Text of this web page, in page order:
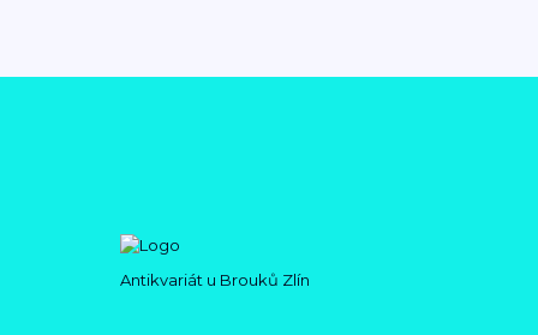
Antikvariát u Brouků Zlín